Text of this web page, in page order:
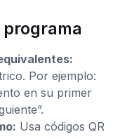
Por ejemplo:
en su primer
Usa códigos QR